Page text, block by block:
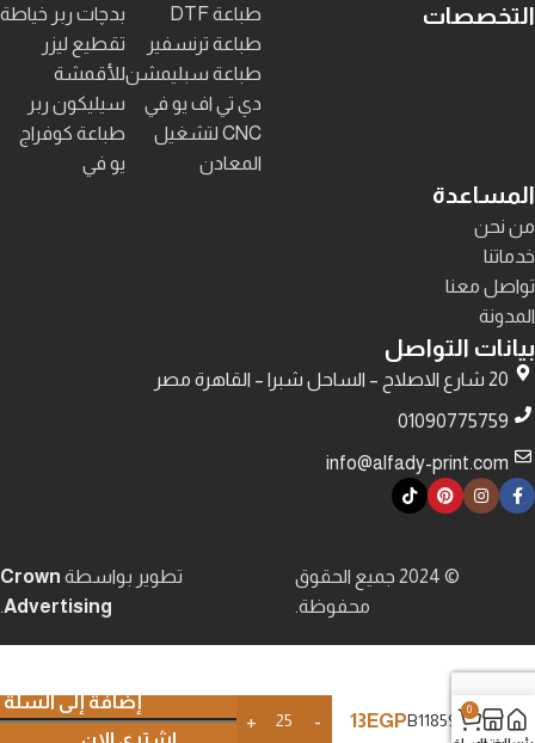
التخصصات
طباعة DTF
طباعة ترنسفير
طباعة سبليمشن
دي تي اف يو في
CNC لتشغيل
المعادن
بدچات ربر خياطة
تقطيع ليزر
للأقمشة
سيليكون ربر
طباعة كوفراج
يو في
المساعدة
من نحن
خدماتنا
تواصل معنا
المدونة
بيانات التواصل
20 شارع الاصلاح – الساحل شبرا – القاهرة مصر
01090775759
info@alfady-print.com
© 2024 جميع الحقوق
محفوظة.
تطوير بواسطة Crown
Advertising
.
B11859
13EGP
إضافة إلى السلة
اشتري الان
0